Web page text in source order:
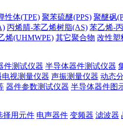
性体(TPE) 聚苯硫醚(PPS) 聚醚砜
丙烯腈-苯乙烯树脂(AS) 苯乙烯-
烯(UHMWPE) 其它聚合物 改性塑
件测试仪器 半导体器件测试仪器
电视测量仪器 声振测量仪器 动态
器件参数测试仪器 半导体器件图
择用元件 电声器件 变频器 滤波器